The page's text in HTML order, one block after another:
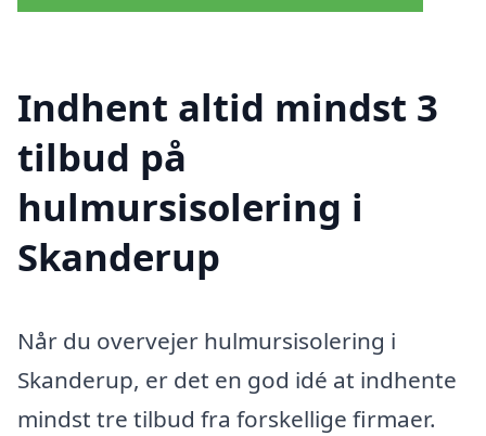
Indhent altid mindst 3
tilbud på
hulmursisolering i
Skanderup
Når du overvejer hulmursisolering i
Skanderup, er det en god idé at indhente
mindst tre tilbud fra forskellige firmaer.